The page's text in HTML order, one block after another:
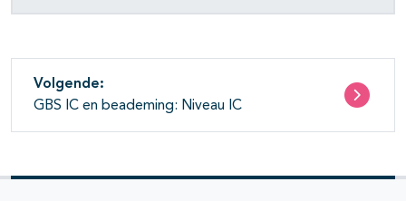
Volgende:
GBS IC en beademing: Niveau IC